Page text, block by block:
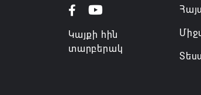
Կայքի հին
տարբերակ